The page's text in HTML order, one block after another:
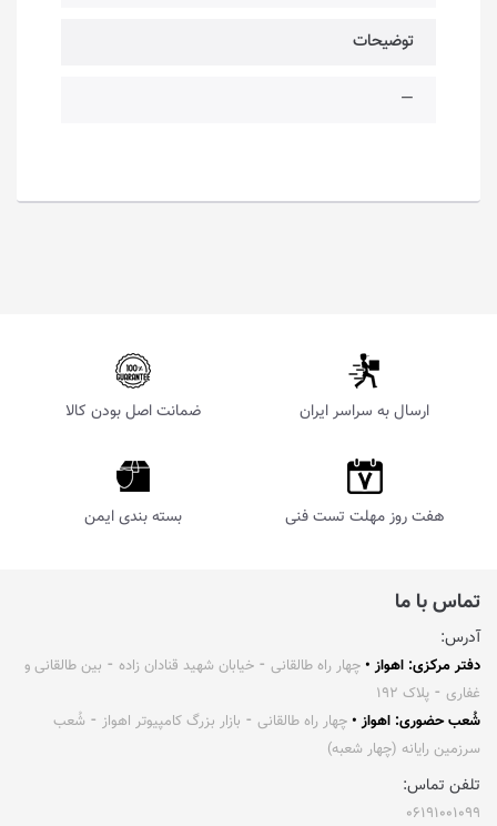
توضیحات
—
ارسال به سراسر ایران ضمانت اصل بودن کالا
هفت روز مهلت تست فنی بسته بندی ایمن
تماس با ما
آدرس:
دفتر مرکزی: اهواز • چهار راه طالقانی ⁃ خیابان شهید قنادان زاده ⁃ بین طالقانی و
غفاری ⁃ پلاک ۱۹۲
شُعب حضوری: اهواز • چهار راه طالقانی ⁃ بازار بزرگ کامپیوتر اهواز ⁃ شُعب
سرزمین رایانه (چهار شعبه)
تلفن تماس:
۰۶۱۹۱۰۰۱۰۹۹